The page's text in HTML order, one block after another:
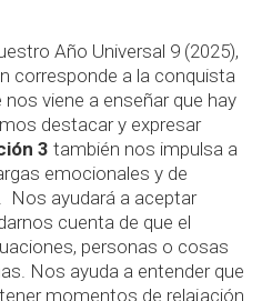
Año Universal 9 (2025),
corresponde a la conquista
viene a enseñar que hay
destacar y expresar
3 también nos impulsa a
emocionales y de
Nos ayudará a aceptar
cuenta de que el
personas o cosas
Nos ayuda a entender que
momentos de relajación